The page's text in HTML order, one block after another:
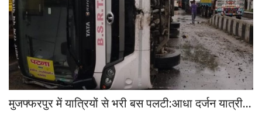
मुजफ्फरपुर में यात्रियों से भरी बस पलटी:आधा दर्जन यात्री...